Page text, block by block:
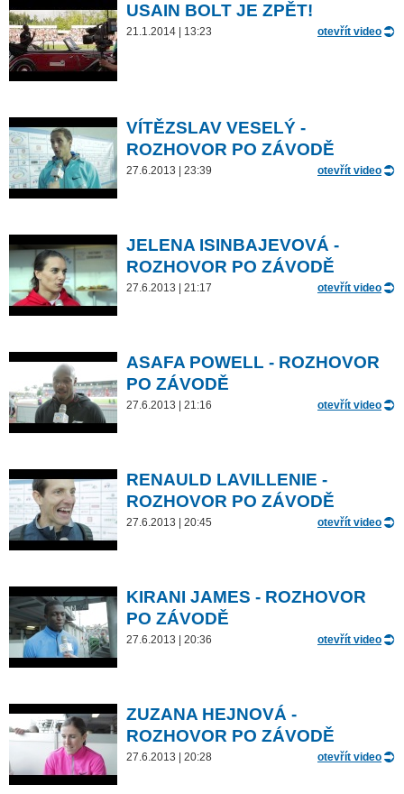
USAIN BOLT JE ZPĚT!
21.1.2014 | 13:23 otevřít video
VÍTĚZSLAV VESELÝ -
ROZHOVOR PO ZÁVODĚ
27.6.2013 | 23:39 otevřít video
JELENA ISINBAJEVOVÁ -
ROZHOVOR PO ZÁVODĚ
27.6.2013 | 21:17 otevřít video
ASAFA POWELL - ROZHOVOR
PO ZÁVODĚ
27.6.2013 | 21:16 otevřít video
RENAULD LAVILLENIE -
ROZHOVOR PO ZÁVODĚ
27.6.2013 | 20:45 otevřít video
KIRANI JAMES - ROZHOVOR
PO ZÁVODĚ
27.6.2013 | 20:36 otevřít video
ZUZANA HEJNOVÁ -
ROZHOVOR PO ZÁVODĚ
27.6.2013 | 20:28 otevřít video